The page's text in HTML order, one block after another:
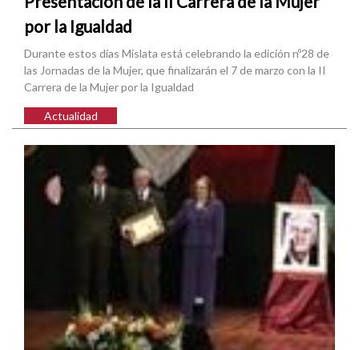
por la Igualdad
Durante estos días Mislata está celebrando la edición nº28 de
las Jornadas de la Mujer, que finalizarán el 7 de marzo con la II
Carrera de la Mujer por la Igualdad
Actualidad